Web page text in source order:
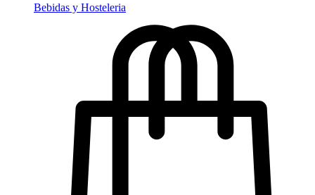
Bebidas y Hosteleria